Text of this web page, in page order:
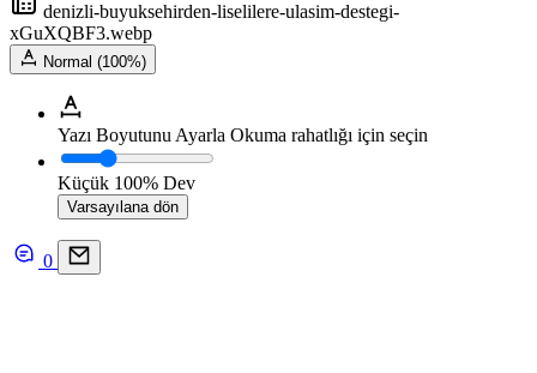
denizli-buyuksehirden-liselilere-ulasim-destegi-
xGuXQBF3.webp
Normal (100%)
Yazı Boyutunu Ayarla Okuma rahatlığı için seçin
Küçük 100% Dev
Varsayılana dön
0